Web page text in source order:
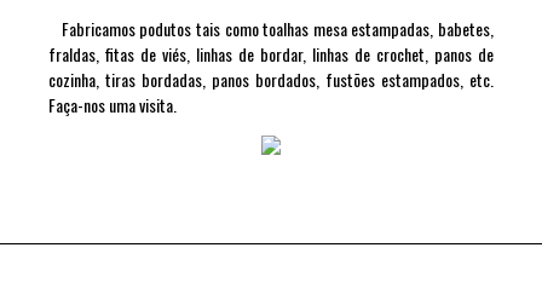
Fabricamos podutos tais como toalhas mesa estampadas, babetes,
fraldas, fitas de viés, linhas de bordar, linhas de crochet, panos de
cozinha, tiras bordadas, panos bordados, fustões estampados, etc.
Faça-nos uma visita.